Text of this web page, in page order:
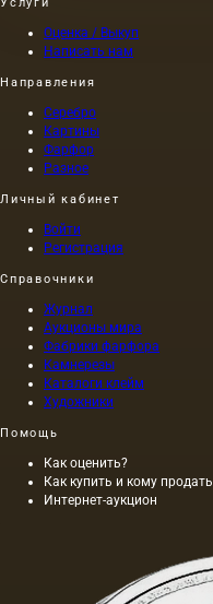
Оценка / Выкуп
Написать нам
Направления
Серебро
Картины
Фарфор
Разное
Личный кабинет
Войти
Регистрация
Справочники
Журнал
Аукционы мира
Фабрики фарфора
Камнерезы
Каталоги клейм
Художники
Помощь
Как оценить?
Как купить и кому продать
Интернет-аукцион